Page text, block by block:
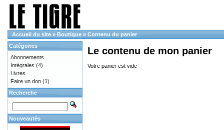
Accueil du site » Boutique » Contenu du panier
Le contenu de mon panier
Votre panier est vide
Catégories
Abonnements
Intégrales (4)
Livres
Faire un don (1)
Recherche
Nouveautés